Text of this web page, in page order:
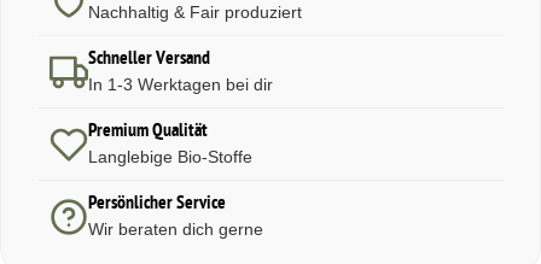
Nachhaltig & Fair produziert
Schneller Versand
In 1-3 Werktagen bei dir
Premium Qualität
Langlebige Bio-Stoffe
Persönlicher Service
Wir beraten dich gerne